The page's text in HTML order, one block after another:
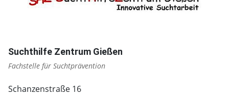
Suchthilfe Zentrum Gießen
Fachstelle für Suchtprävention
Schanzenstraße 16